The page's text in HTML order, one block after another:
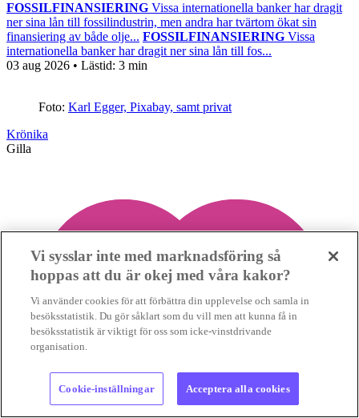
FOSSILFINANSIERING Vissa internationella banker har dragit
ner sina lån till fossilindustrin, men andra har tvärtom ökat sin
finansiering av både olje... FOSSILFINANSIERING Vissa
internationella banker har dragit ner sina lån till fos...
03 aug 2026 • Lästid: 3 min
Foto: Karl Egger, Pixabay, samt privat
Krönika
Gilla
Vi sysslar inte med marknadsföring så
hoppas att du är okej med våra kakor?
Vi använder cookies för att förbättra din upplevelse och samla in
besöksstatistik. Du gör såklart som du vill men att kunna få in
besöksstatistik är viktigt för oss som icke-vinstdrivande
organisation.
Cookie-inställningar Acceptera alla cookies